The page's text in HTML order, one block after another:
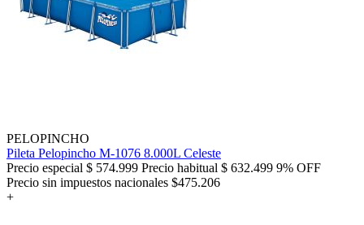
PELOPINCHO
Pileta Pelopincho M-1076 8.000L Celeste
Precio especial $ 574.999 Precio habitual $ 632.499 9% OFF
Precio sin impuestos nacionales $475.206
+